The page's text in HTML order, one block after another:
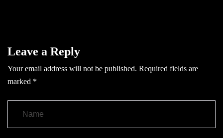
Leave a Reply
Your email address will not be published. Required fields are
marked *